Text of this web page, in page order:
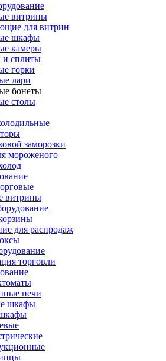
витрины
для витрин
шкафы
камеры
сплиты
горки
лари
бонеты
столы
заморозки
мороженого
витрины
для распродаж
торговли
печи
шкафы